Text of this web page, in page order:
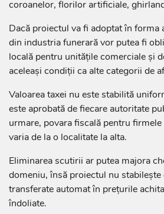
coroanelor, florilor artificiale,
Dacă proiectul va fi adoptat în forma
din industria funerară vor putea fi
locală pentru unitățile comerciale și
aceleași condiții ca alte categorii de
Valoarea taxei nu este stabilită
este aprobată de fiecare autoritate
urmare, povara fiscală pentru
varia de la o localitate la alta.
Eliminarea scutirii ar putea majora
domeniu, însă proiectul nu stabilește
transferate automat în prețurile
îndoliate.